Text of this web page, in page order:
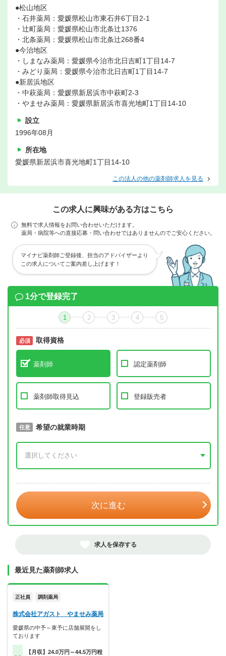
●松山地区
・石井薬局：愛媛県松山市東石井6丁目2-1
・辻町薬局：愛媛県松山市北条辻1376
・北条薬局：愛媛県松山市北条辻268番4
●今治地区
・しまなみ薬局：愛媛県今治市北日吉町1丁目14-7
・みどり薬局：愛媛県今治市北日吉町1丁目14-7
●新居浜地区
・中萩薬局：愛媛県新居浜市中萩町2-3
・やませみ薬局：愛媛県新居浜市喜光地町1丁目14-10
設立
1996年08月
所在地
愛媛県新居浜市喜光地町1丁目14-10
この法人の他の薬剤師求人を見る
この求人に興味がある方はこちら
無料で求人情報をお問い合わせいただけます。
薬局・病院等への直接応募・問い合わせではありませんのでご安心ください。
マイナビ薬剤師ご登録後、担当のアドバイザーより
この求人についてご案内差し上げます！
1分で登録完了
1 2 3 4 5
必須 取得資格
薬剤師 認定薬剤師
薬剤師取得見込 登録販売者
必須 取得予定年
任意 希望の就業時期
次に進む
求人を保存する
最近見た薬剤師求人
正社員 調剤薬局
株式会社アガスト やませみ薬局
愛媛県の中予～東予に店舗展開をし
ております
【月収】24.0万円～44.5万円程